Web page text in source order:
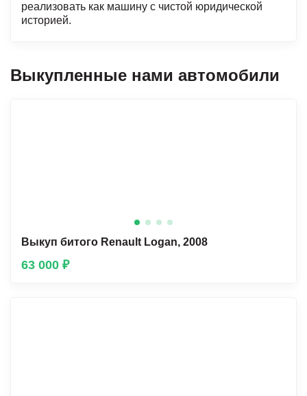
реализовать как машину с чистой юридической
историей.
Выкупленные нами автомобили
Выкуп битого Renault Lоgan, 2008
63 000 ₽